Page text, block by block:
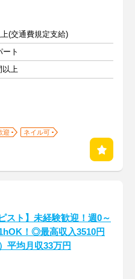
(交通費規定支給)
ート
以上
迎
ネイル可
スト】未経験歓迎！週0～
！◎最高収入3510円
平均月収33万円